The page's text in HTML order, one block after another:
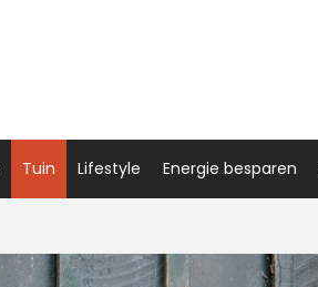
Tuin Lifestyle Energie besparen